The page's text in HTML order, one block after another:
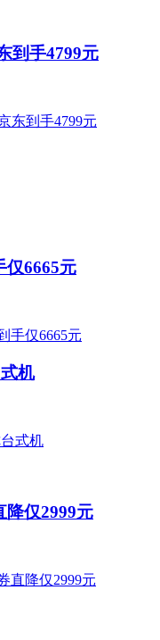
到手4799元
仅6665元
机
降仅2999元